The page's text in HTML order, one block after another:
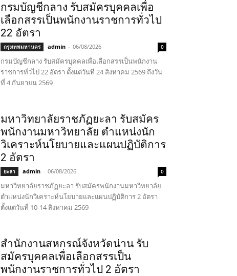
กรมบัญชีกลาง รับสมัครบุคคลเพื่อ
เลือกสรรเป็นพนักงานราชการทั่วไป
22 อัตรา
กรุงเทพมหานคร admin - 06/08/2026 0
กรมบัญชีกลาง รับสมัครบุคคลเพื่อเลือกสรรเป็นพนักงาน
ราชการทั่วไป 22 อัตรา ตั้งแต่วันที่ 24 สิงหาคม 2569 ถึงวัน
ที่ 4 กันยายน 2569
มหาวิทยาลัยราชภัฏยะลา รับสมัคร
พนักงานมหาวิทยาลัย ตำแหน่งนัก
วิเคราะห์นโยบายและแผนปฏิบัติการ
2 อัตรา
ยะลา admin - 06/08/2026 0
มหาวิทยาลัยราชภัฏยะลา รับสมัครพนักงานมหาวิทยาลัย
ตำแหน่งนักวิเคราะห์นโยบายและแผนปฏิบัติการ 2 อัตรา
ตั้งแต่วันที่ 10-14 สิงหาคม 2569
สำนักงานสหกรณ์จังหวัดน่าน รับ
สมัครบุคคลเพื่อเลือกสรรเป็น
พนักงานราชการทั่วไป 2 อัตรา